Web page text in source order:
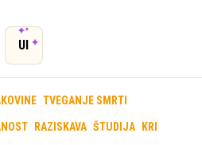
UI
TVEGANJE SMRTI
RAZISKAVA ŠTUDIJA KRI